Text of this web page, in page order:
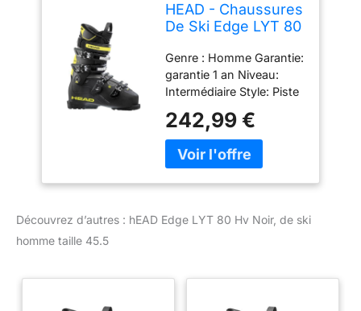
HEAD - Chaussures
De Ski Edge LYT 80
Homme - Taille 45.5
- Noir
Genre : Homme Garantie:
garantie 1 an Niveau:
Intermédiaire Style: Piste
242,99 €
Découvrez d’autres : hEAD Edge LYT 80 Hv Noir, de ski
homme taille 45.5